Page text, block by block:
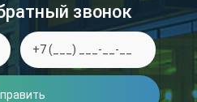
звонок